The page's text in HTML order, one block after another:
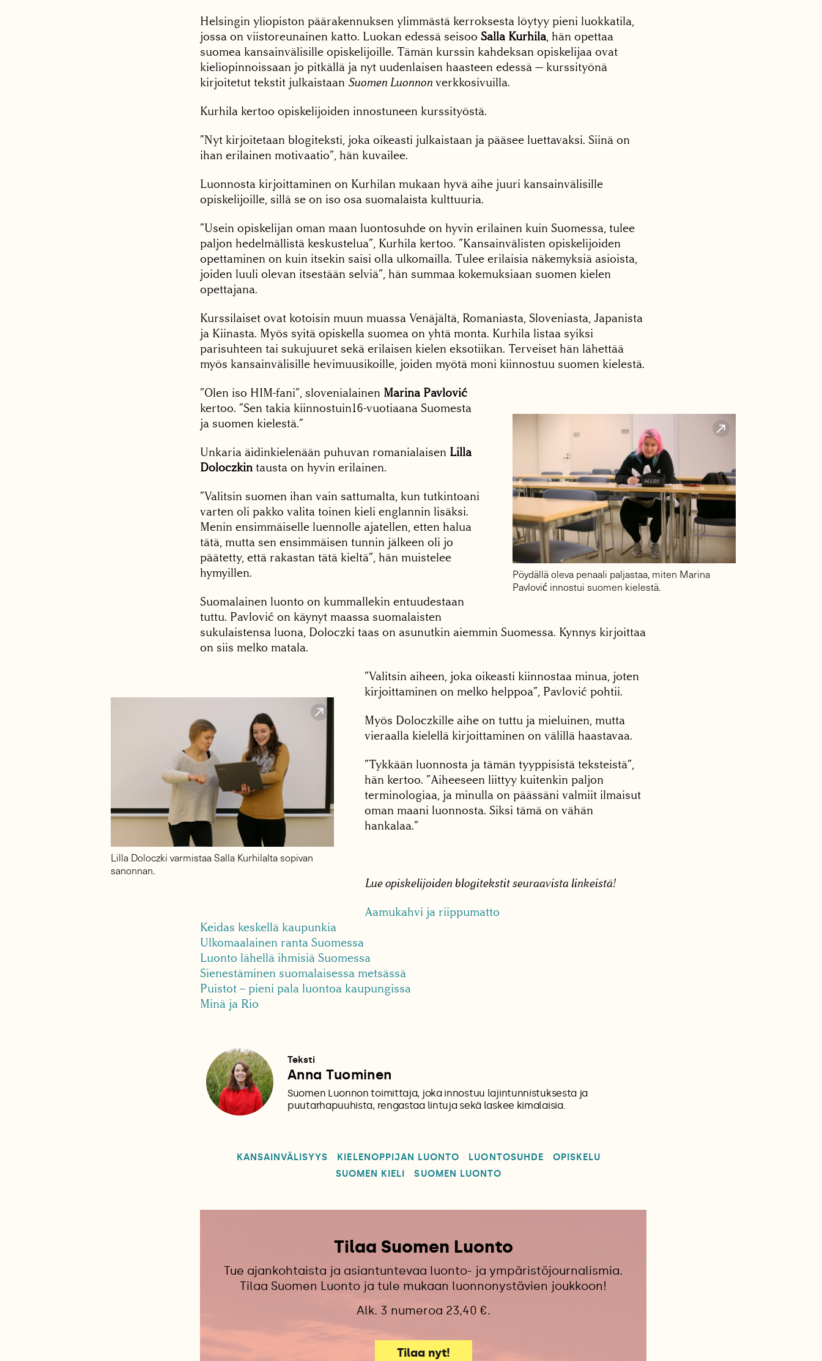
Helsingin yliopiston päärakennuksen ylimmästä kerroksesta löytyy pieni luokkatila,
jossa on viistoreunainen katto. Luokan edessä seisoo Salla Kurhila, hän opettaa
suomea kansainvälisille opiskelijoille. Tämän kurssin kahdeksan opiskelijaa ovat
kieliopinnoissaan jo pitkällä ja nyt uudenlaisen haasteen edessä — kurssityönä
kirjoitetut tekstit julkaistaan Suomen Luonnon verkkosivuilla.
Kurhila kertoo opiskelijoiden innostuneen kurssityöstä.
”Nyt kirjoitetaan blogiteksti, joka oikeasti julkaistaan ja pääsee luettavaksi. Siinä on
ihan erilainen motivaatio”, hän kuvailee.
Luonnosta kirjoittaminen on Kurhilan mukaan hyvä aihe juuri kansainvälisille
opiskelijoille, sillä se on iso osa suomalaista kulttuuria.
”Usein opiskelijan oman maan luontosuhde on hyvin erilainen kuin Suomessa, tulee
paljon hedelmällistä keskustelua”, Kurhila kertoo. ”Kansainvälisten opiskelijoiden
opettaminen on kuin itsekin saisi olla ulkomailla. Tulee erilaisia näkemyksiä asioista,
joiden luuli olevan itsestään selviä”, hän summaa kokemuksiaan suomen kielen
opettajana.
Kurssilaiset ovat kotoisin muun muassa Venäjältä, Romaniasta, Sloveniasta, Japanista
ja Kiinasta. Myös syitä opiskella suomea on yhtä monta. Kurhila listaa syiksi
parisuhteen tai sukujuuret sekä erilaisen kielen eksotiikan. Terveiset hän lähettää
myös kansainvälisille hevimuusikoille, joiden myötä moni kiinnostuu suomen kielestä.

Pöydällä oleva penaali paljastaa, miten Marina
Pavlović innostui suomen kielestä.
”Olen iso HIM-fani”, slovenialainen Marina Pavlović
kertoo. ”Sen takia kiinnostuin16-vuotiaana Suomesta
ja suomen kielestä.”
Unkaria äidinkielenään puhuvan romanialaisen Lilla
Doloczkin tausta on hyvin erilainen.
”Valitsin suomen ihan vain sattumalta, kun tutkintoani
varten oli pakko valita toinen kieli englannin lisäksi.
Menin ensimmäiselle luennolle ajatellen, etten halua
tätä, mutta sen ensimmäisen tunnin jälkeen oli jo
päätetty, että rakastan tätä kieltä”, hän muistelee
hymyillen.
Suomalainen luonto on kummallekin entuudestaan
tuttu. Pavlović on käynyt maassa suomalaisten
sukulaistensa luona, Doloczki taas on asunutkin aiemmin Suomessa. Kynnys kirjoittaa
on siis melko matala.

Lilla Doloczki varmistaa Salla Kurhilalta sopivan
sanonnan.
”Valitsin aiheen, joka oikeasti kiinnostaa minua, joten
kirjoittaminen on melko helppoa”, Pavlović pohtii.
Myös Doloczkille aihe on tuttu ja mieluinen, mutta
vieraalla kielellä kirjoittaminen on välillä haastavaa.
”Tykkään luonnosta ja tämän tyyppisistä teksteistä”,
hän kertoo. ”Aiheeseen liittyy kuitenkin paljon
terminologiaa, ja minulla on päässäni valmiit ilmaisut
oman maani luonnosta. Siksi tämä on vähän
hankalaa.”
Lue opiskelijoiden blogitekstit seuraavista linkeistä!
Aamukahvi ja riippumatto
Keidas keskellä kaupunkia
Ulkomaalainen ranta Suomessa
Luonto lähellä ihmisiä Suomessa
Sienestäminen suomalaisessa metsässä
Puistot – pieni pala luontoa kaupungissa
Minä ja Rio
Teksti
Anna Tuominen
Suomen Luonnon toimittaja, joka innostuu lajintunnistuksesta ja
puutarhapuuhista, rengastaa lintuja sekä laskee kimalaisia.
KANSAINVÄLISYYS KIELENOPPIJAN LUONTO LUONTOSUHDE
OPISKELU
SUOMEN KIELI
SUOMEN LUONTO
Tilaa Suomen Luonto
Tue ajankohtaista ja asiantuntevaa luonto- ja ympäristöjournalismia.
Tilaa Suomen Luonto ja tule mukaan luonnonystävien joukkoon!
Alk. 3 numeroa 23,40 €.
Tilaa nyt!